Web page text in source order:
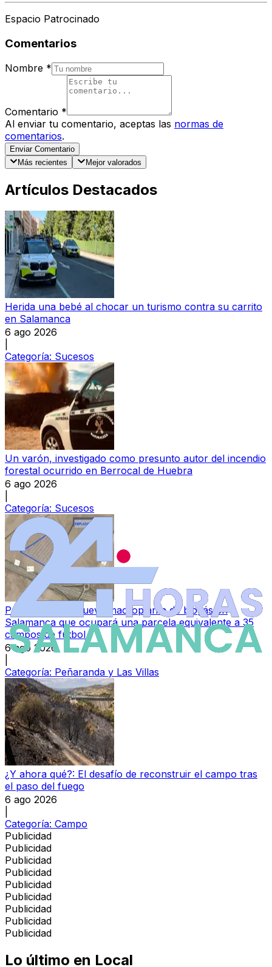
Espacio Patrocinado
Comentarios
Nombre *
Comentario *
Al enviar tu comentario, aceptas las normas de
comentarios.
Enviar Comentario
Más recientes
Mejor valorados
Artículos Destacados
Herida una bebé al chocar un turismo contra su carrito
en Salamanca
6 ago 2026
Categoría: Sucesos
Un varón, investigado como presunto autor del incendio
forestal ocurrido en Berrocal de Huebra
6 ago 2026
Categoría: Sucesos
Proyectan una nueva macroplanta de biogás en
Salamanca que ocupará una parcela equivalente a 35
campos de fútbol
6 ago 2026
Categoría: Peñaranda y Las Villas
¿Y ahora qué?: El desafío de reconstruir el campo tras
el paso del fuego
6 ago 2026
Categoría: Campo
Publicidad
Publicidad
Publicidad
Publicidad
Publicidad
Publicidad
Publicidad
Publicidad
Publicidad
Lo último en Local